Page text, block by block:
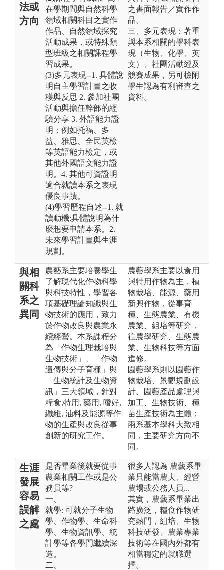
法或
方向
在學期間與自然科學
領域相關科目之實作
作品、自然領域探究
活動成果，或特殊類
型班級之相關課程學
習成果。
(3)多元表現--1. 具體說
明自主學習計畫之收
穫與反思 2. 參加社團
活動與擔任幹部的經
驗分享 3. 外語能力證
明：例如托福、多
益、雅思、全民英檢
等英語能力檢定，或
其他外國語文能力證
明。4. 其他可資證明
適合就讀本系之表現
優良事蹟。
(4)學習歷程自述--1. 就
讀動機:具體說明為什
麼想要申請本系。2.
未來學習計畫與生涯
規劃。
之書面報告／實作作
品。
三、多元表現：著重
與本系相關的學科表
現（生物、化學、英
文）、社團活動經及
競賽成果，另可檢附
學生認為有利審查之
資料。
與相
關科
系之
異同
農藝系主要培養學生
了解現代化作物科學
與科技特性，學習各
項基礎理論知識與生
物技術的應用，致力
於作物改良與農業永
續經營。本系課程分
為「作物生理栽培與
生物技術」、「作物
遺傳與分子育種」與
「生物統計及生物資
訊」三大領域，針對
糧食,特用, 藥用, 嗜好,
纖維, 油料及能源等作
物的生產與改良從事
創新的研究工作。
農藝學系主要以食用
與特用作物為主，植
物栽培、能源、藥用
新興作物，從事育
種、生態農業、有機
農業、組培等研究，
往農學研究、生態農
業、生物科技等方面
進修。
園藝學系則以園藝作
物栽培、景觀規劃設
計、園藝產品處理與
加工、生物技術、種
苗生產技術為主體；
兩系基本學科大致相
同，主要研究方向不
同。
生涯
發展
容易
誤解
之處
是否畢業後就要從事
農業相關工作或是公
務員等?
一、
就學: 可就分子生物
學、作物學、生命科
學、生物資訊學、統
計學等各學門繼續深
造。
二、
很多人認為 農藝系畢
業只能當農夫、經營
農場或公務人員...
其實，農藝系畢業出
路廣泛，糧食作物研
究熱門，組培、生物
科技研發、農業專業
技術等在國內外都有
相當穩定的就職選
擇。